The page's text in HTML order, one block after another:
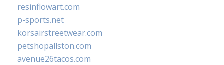
resinflowart.com
p-sports.net
korsairstreetwear.com
petshopallston.com
avenue26tacos.com